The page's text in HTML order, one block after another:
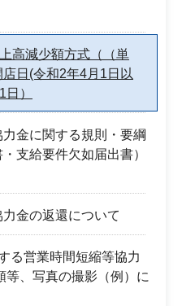
高減少額方式（（単
日(令和2年4月1日以
）
金に関する規則・要綱
支給要件欠如届出書）
金の返還について
る営業時間短縮等協力
等、写真の撮影（例）に